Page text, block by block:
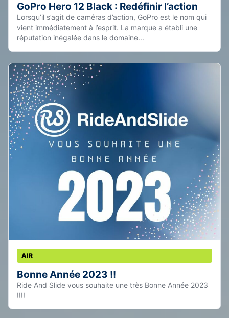
GoPro Hero 12 Black : Redéfinir l’action
Lorsqu’il s’agit de caméras d’action, GoPro est le nom qui
vient immédiatement à l’esprit. La marque a établi une
réputation inégalée dans le domaine...
AIR
Bonne Année 2023 !!
Ride And Slide vous souhaite une très Bonne Année 2023
!!!!